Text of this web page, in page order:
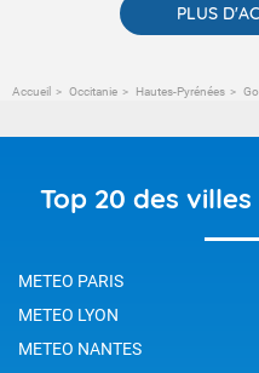
PLUS
Accueil Occitanie Hautes-Pyrénées
Top 20 des
METEO PARIS
METEO LYON
METEO NANTES